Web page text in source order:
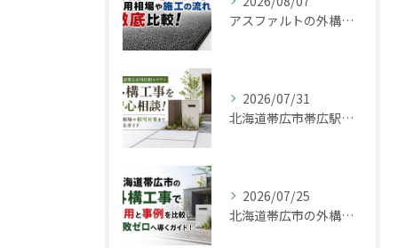
アスファルトの外構工事にかかる費用相場や施工の流れを徹底比較！
2026/07/31
北海道帯広市帯広駅エリアで外構工事を安心相談！費用相場や積雪対策までわかるガイド
2026/07/25
北海道帯広市の外構工事で費用と事例を比較し失敗ゼロへ導くガイド！